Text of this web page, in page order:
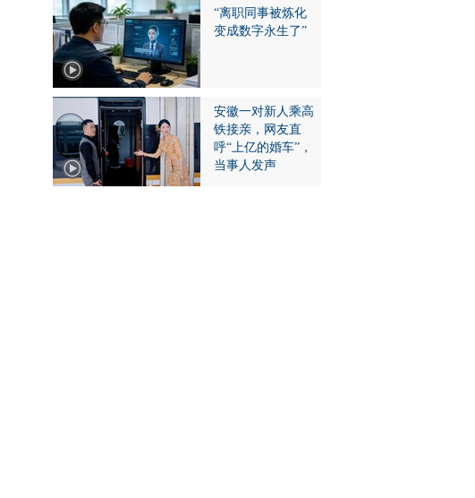
“离职同事被炼化
变成数字永生了”
安徽一对新人乘高
铁接亲，网友直
呼“上亿的婚车”，
当事人发声